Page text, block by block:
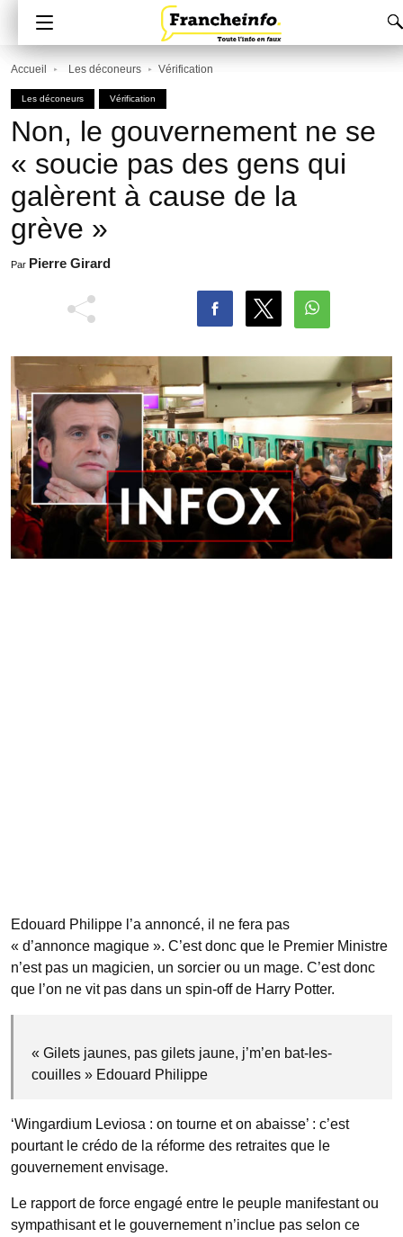
Accueil Les déconeurs Vérification
Les déconeurs Vérification
Non, le gouvernement ne se
« soucie pas des gens qui
galèrent à cause de la
grève »
Par Pierre Girard
Edouard Philippe l’a annoncé, il ne fera pas
« d’annonce magique ». C’est donc que le Premier Ministre
n’est pas un magicien, un sorcier ou un mage. C’est donc
que l’on ne vit pas dans un spin-off de Harry Potter.
« Gilets jaunes, pas gilets jaune, j’m’en bat-les-
couilles » Edouard Philippe
‘Wingardium Leviosa : on tourne et on abaisse’ : c’est
pourtant le crédo de la réforme des retraites que le
gouvernement envisage.
Le rapport de force engagé entre le peuple manifestant ou
sympathisant et le gouvernement n’inclue pas selon ce